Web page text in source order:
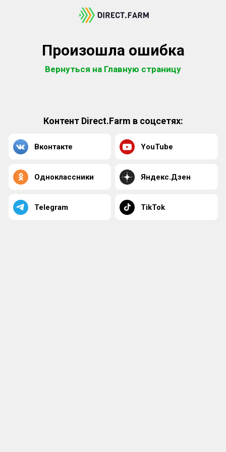
Произошла ошибка
Вернуться на Главную страницу
Контент Direct.Farm в соцсетях:
Вконтакте YouTube
Одноклассники Яндекс.Дзен
Telegram TikTok